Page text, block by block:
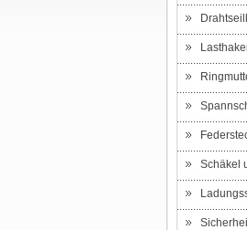
Schäkel